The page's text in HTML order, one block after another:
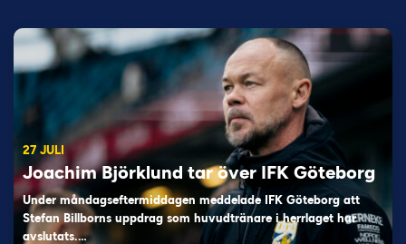
27 JULI
Joachim Björklund tar över IFK Göteborg
Under måndagseftermiddagen meddelade IFK Göteborg att
Stefan Billborns uppdrag som huvudtränare i herrlaget har
avslutats.…